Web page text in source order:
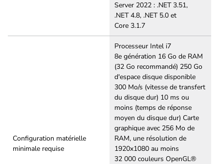
Server 2022 : .NET 3.51,
.NET 4.8, .NET 5.0 et
Core 3.1.7
Configuration matérielle
minimale requise
Processeur Intel i7
8e génération 16 Go de RAM
(32 Go recommandé) 250 Go
d'espace disque disponible
300 Mo/s (vitesse de transfert
du disque dur) 10 ms ou
moins (temps de réponse
moyen du disque dur) Carte
graphique avec 256 Mo de
RAM, une résolution de
1920x1080 au moins
32 000 couleurs OpenGL®